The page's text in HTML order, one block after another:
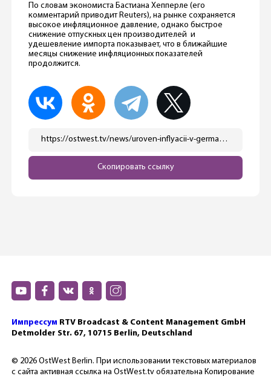
По словам экономиста Бастиана Хепперле (его
комментарий приводит Reuters), на рынке сохраняется
высокое инфляционное давление, однако быстрое
снижение отпускных цен производителей и
удешевление импорта показывает, что в ближайшие
месяцы снижение инфляционных показателей
продолжится.
https://ostwest.tv/news/uroven-inflyacii-v-germanii-prodolzhaet-snizhatsya/
Скопировать ссылку
Импрессум RTV Broadcast & Content Management GmbH
Detmolder Str. 67, 10715 Berlin, Deutschland
© 2026 OstWest Berlin. При использовании текстовых материалов
с сайта активная ссылка на OstWest.tv обязательна Копирование